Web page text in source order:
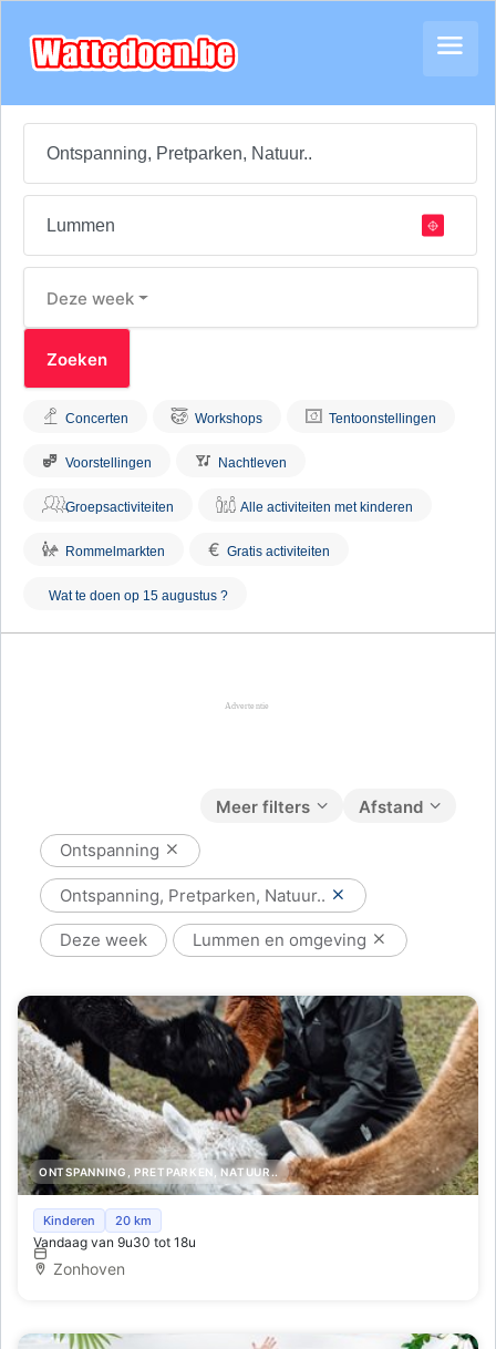
Deze week
Concerten Workshops Tentoonstellingen
Voorstellingen Nachtleven
Groepsactiviteiten Alle activiteiten met kinderen
Rommelmarkten € Gratis activiteiten
Wat te doen op 15 augustus ?
Afstand
Meer filters
Ontspanning
Ontspanning, Pretparken, Natuur..
Deze week Lummen en omgeving
ONTSPANNING, PRETPARKEN, NATUUR..
Alpaca Meet & Greet
Kinderen 20 km
Vandaag van 9u30 tot 18u
Zonhoven